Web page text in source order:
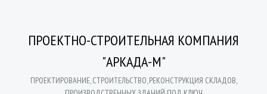
ПРОЕКТНО-СТРОИТЕЛЬНАЯ КОМПАНИЯ
"АРКАДА-М"
ПРОЕКТИРОВАНИЕ, СТРОИТЕЛЬСТВО, РЕКОНСТРУКЦИЯ СКЛАДОВ,